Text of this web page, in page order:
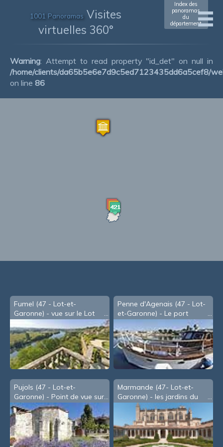
1001 Panoramas Visites
virtuelles 360°
Index des
panoramas
du
département
Warning: Attempt to read property "id_det" on null in
/home/clients/da65b5e6e7d9c5ed7123435dd6a5cef8/
on line 86
Fumel (47 - Lot-et-
Garonne) - vue sur le Lot
depuis la mairie
Penne d'Agenais (47 - Lot-
et-Garonne) - Le port
Pujols (47 - Lot-et-
Garonne) - Point de vue sur
la Vallée du Mail
Marmande (47- Lot-et-
Garonne) - les jardins du
cloître